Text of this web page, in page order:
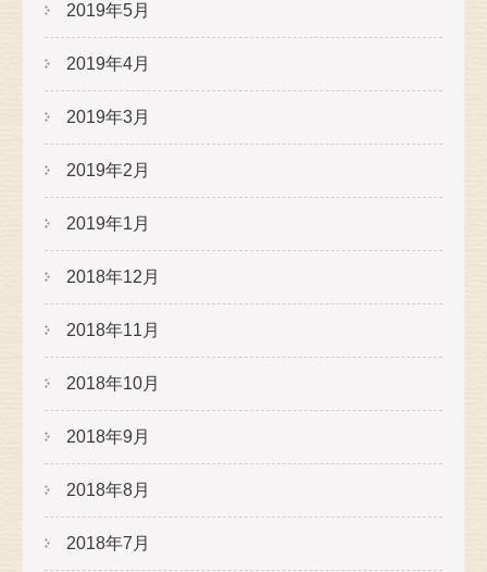
2019年5月
2019年4月
2019年3月
2019年2月
2019年1月
2018年12月
2018年11月
2018年10月
2018年9月
2018年8月
2018年7月